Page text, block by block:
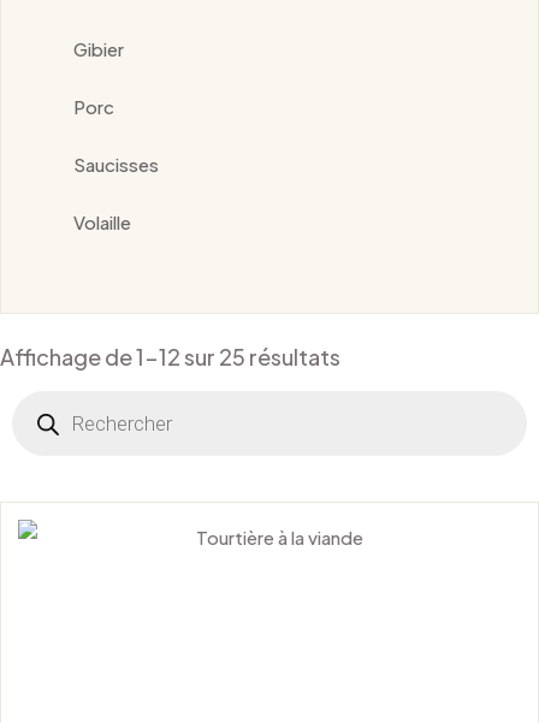
Gibier
Porc
Saucisses
Volaille
Affichage de 1-12 sur 25 résultats
search